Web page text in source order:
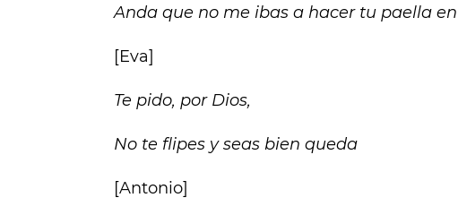
Anda que no me ibas a hacer tu paella
[Eva]
Te pido, por Dios,
No te flipes y seas bien queda
[Antonio]